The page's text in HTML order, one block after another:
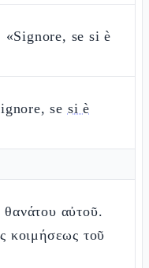
se si è
se si è
θανάτου αὐτοῦ.
κοιμήσεως τοῦ